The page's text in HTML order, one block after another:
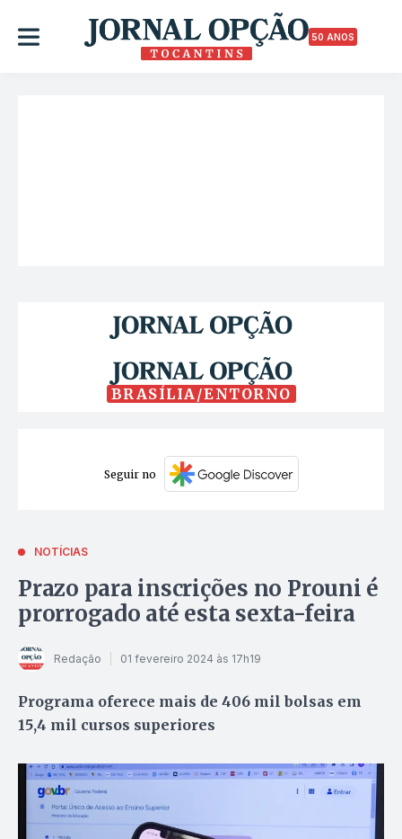
50 ANOS
BRASÍLIA/ENTORNO
Seguir no
NOTÍCIAS
Prazo para inscrições no Prouni é
prorrogado até esta sexta-feira
Redação 01 fevereiro 2024 às 17h19
Programa oferece mais de 406 mil bolsas em
15,4 mil cursos superiores